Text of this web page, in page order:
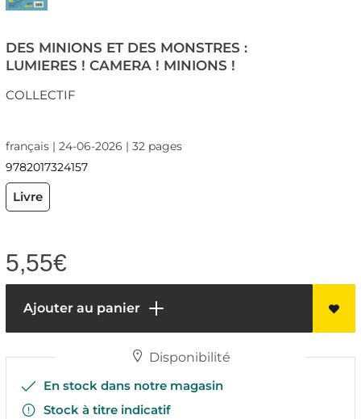
DES MINIONS ET DES MONSTRES :
LUMIERES ! CAMERA ! MINIONS !
COLLECTIF
français | 24-06-2026 | 32 pages
9782017324157
Livre
5,55€
Ajouter au panier
Disponibilité
En stock dans notre magasin
Stock à titre indicatif